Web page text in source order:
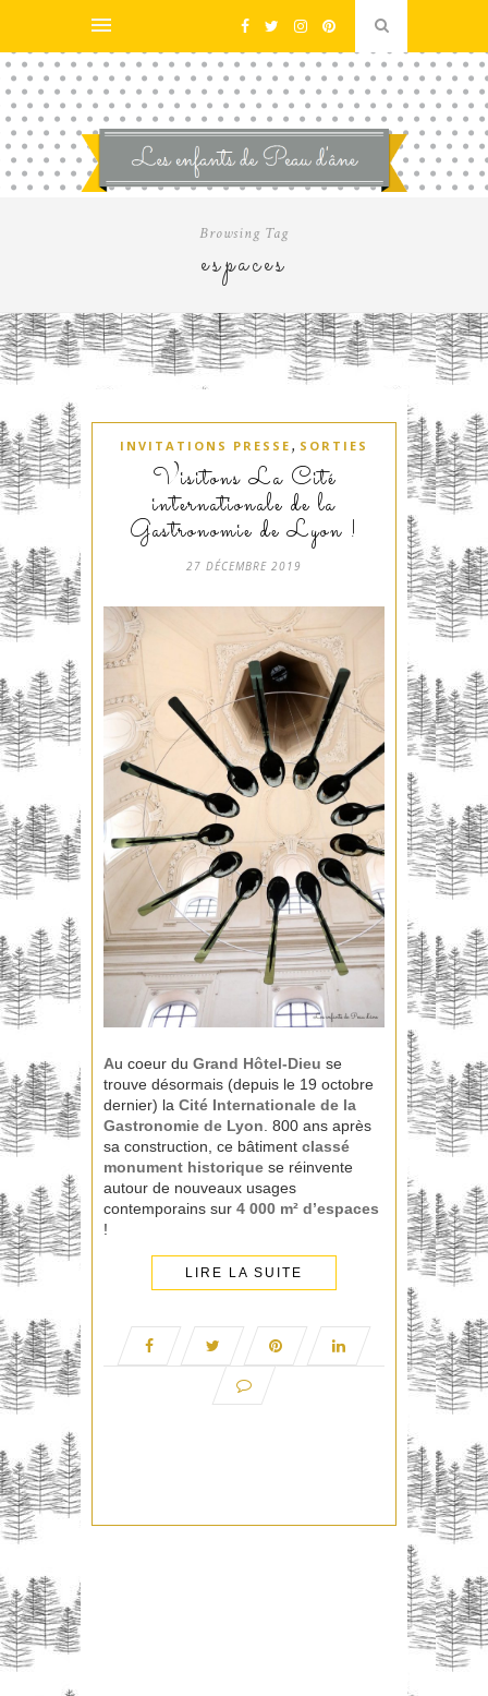
Browsing Tag
espaces
INVITATIONS PRESSE , SORTIES
Visitons La Cité
internationale de la
Gastronomie de Lyon !
27 DÉCEMBRE 2019
Au coeur du Grand Hôtel-Dieu se
trouve désormais (depuis le 19 octobre
dernier) la Cité Internationale de la
Gastronomie de Lyon. 800 ans après
sa construction, ce bâtiment classé
monument historique se réinvente
autour de nouveaux usages
contemporains sur 4 000 m² d’espaces
!
LIRE LA SUITE